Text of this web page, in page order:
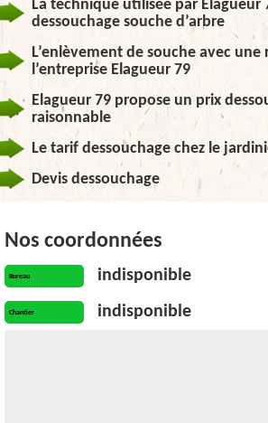
La technique utilisée par Elagueur
dessouchage souche d’arbre
L’enlèvement de souche avec une
l’entreprise Elagueur 79
Elagueur 79 propose un prix
raisonnable
Le tarif dessouchage chez le
Devis dessouchage
Nos coordonnées
Bureau indisponible
Chantier indisponible